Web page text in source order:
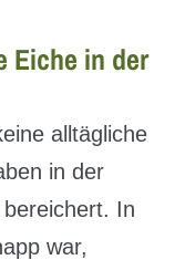
Eiche in der
alltägliche
in der
In
war,